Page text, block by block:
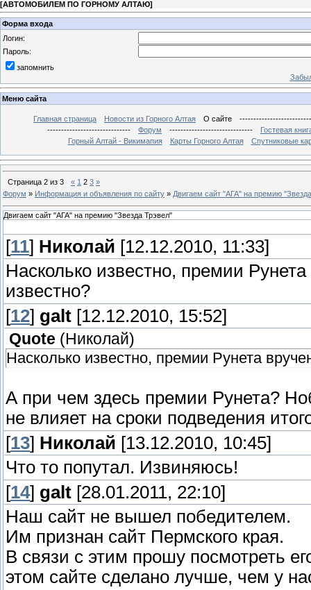
[АВТОМОБИЛЕМ ПО ГОРНОМУ АЛТАЮ]
Форма входа
Логин:
Пароль:
запомнить
Меню сайта
Главная страница Новости из Горного Алтая О сайте
------------------------------
Форум ------------------------------
Гостевая
Горный Алтай - Викимапия
Карты Горного Алтая Спутниковые
Страница 2 из 3 « 1 2 3 »
Форум » Информация и объявления по сайту » Двигаем сайт "АГА" на премию
Двигаем сайт "АГА" на премию "Звезда Трэвел"
[11] Николай [12.12.2010, 11:33]
Насколько известно, премии
известно?
[12] galt [12.12.2010, 15:52]
Quote ( Николай)
Насколько известно, премии Рунета
А при чем здесь премии Рунета?
не влияет на сроки подведения
[13] Николай [13.12.2010, 10:45]
Что то попутал. Извиняюсь!
[14] galt [28.01.2011, 22:10]
Наш сайт не вышел победителем.
Им признан сайт Пермского края.
В связи с этим прошу посмотреть
этом сайте сделано лучше, чем у